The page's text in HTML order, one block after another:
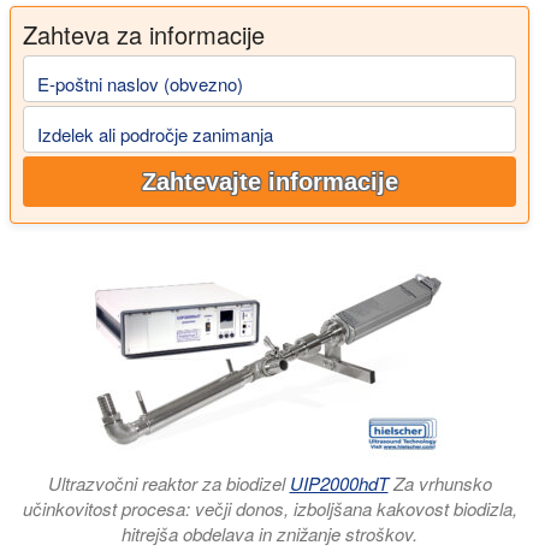
Zahteva za informacije
E-poštni naslov (obvezno)
Izdelek ali področje zanimanja
Zahtevajte informacije
Ultrazvočni reaktor za biodizelUIP2000hdTZa vrhunsko
učinkovitost procesa: večji donos, izboljšana kakovost biodizla,
hitrejša obdelava in znižanje stroškov.